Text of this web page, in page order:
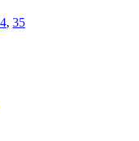
, 35